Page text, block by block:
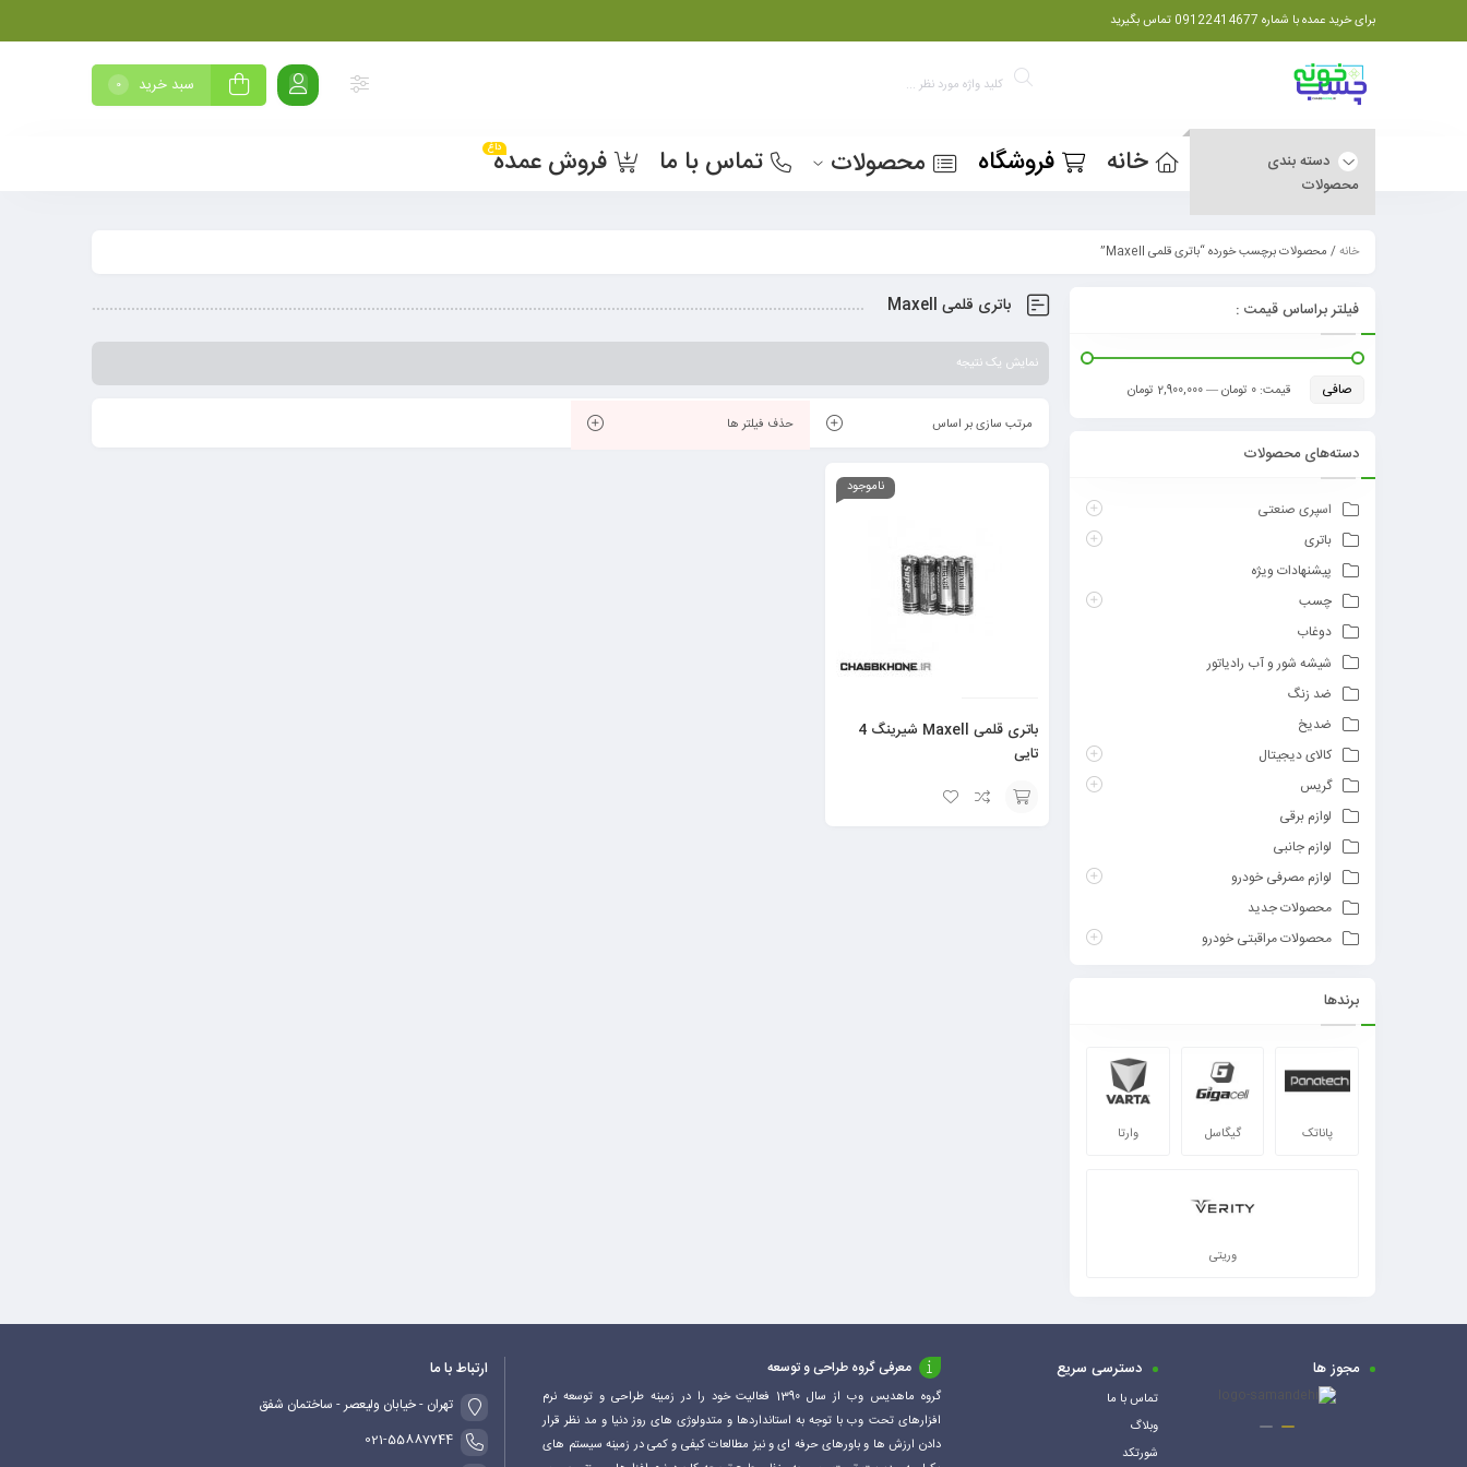
برای خرید عمده با شماره 09122414677 تماس بگیرید
سبد خرید 0
دسته بندی
محصولات
خانه فروشگاه محصولات تماس با ما فروش عمدهداغ
خانه/ محصولات برچسب خورده “باتری قلمی Maxell”
باتری قلمی Maxell
نمایش یک نتیجه
مرتب سازی بر اساس حذف فیلتر ها
ناموجود
باتری قلمی Maxell شیرینگ 4
تایی
فیلتر براساس قیمت :
صافی قيمت: 0 تومان —2,900,000 تومان
دسته‌های محصولات
اسپری صنعتی
باتری
پیشنهادات ویژه
چسب
دوغاب
شیشه شور و آب رادیاتور
ضد زنگ
ضدیخ
کالای دیجیتال
گریس
لوازم برقی
لوازم جانبی
لوازم مصرفی خودرو
محصولات جدید
محصولات مراقبتی خودرو
برندها
پاناتک گیگاسل وارتا
وریتی
مجوز ها دسترسی سریع
تماس با ما
وبلاگ
شورتکد
معرفی گروه طراحی و توسعه
گروه ماهدیس وب از سال 1390 فعالیت خود را در زمینه طراحی و توسعه نرم
افزارهای تحت وب با توجه به استانداردها و متدولوژی های روز دنیا و مد نظر قرار
دادن ارزش ها و باورهای حرفه ای و نیز مطالعات کیفی و کمی در زمینه سیستم های
ارتباط با ما
تهران - خیابان ولیعصر - ساختمان شفق
021-55887744